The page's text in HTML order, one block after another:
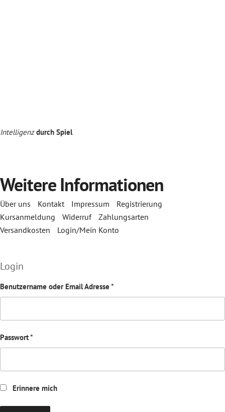
Intelligenzdurch Spiel
Weitere Informationen
Über uns Kontakt Impressum
Registrierung
Kursanmeldung
Widerruf
Zahlungsarten
Versandkosten
Login/Mein Konto
Login
Benutzername oder Email Adresse *
Passwort*
Erinnere mich